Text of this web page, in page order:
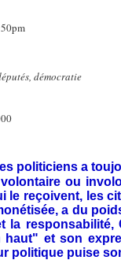
démocratie
politiciens a
ou
le reçoivent, les
a du
la
haut" et son
politique puise